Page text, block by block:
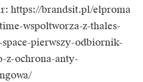
https://brandsit.pl/elproma
wspoltworza-z-thales-
pierwszy-odbiornik-
z-ochrona-anty-